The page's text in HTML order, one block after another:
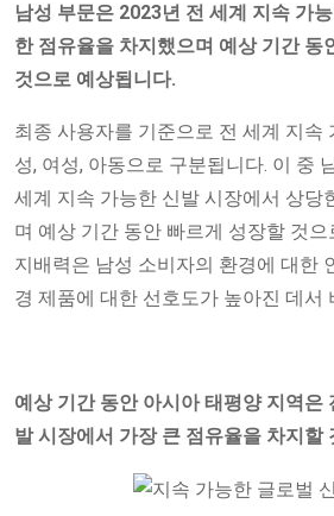
남성 부문은 2023년 전 세계 지속 가
한 점유율을 차지했으며 예상 기간 동
것으로 예상됩니다.
최종 사용자를 기준으로 전 세계 지속
성, 여성, 아동으로 구분됩니다. 이 중
세계 지속 가능한 신발 시장에서 상당
며 예상 기간 동안 빠르게 성장할 것
지배력은 남성 소비자의 환경에 대한
경 제품에 대한 선호도가 높아진 데서
예상 기간 동안 아시아 태평양 지역은
발 시장에서 가장 큰 점유율을 차지할